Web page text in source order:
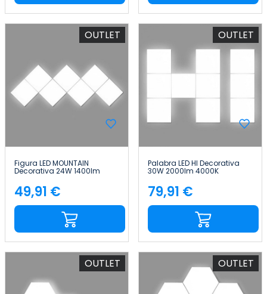
OUTLET
Figura LED MOUNTAIN
Decorativa 24W 1400lm
Deco
Precio
49,91 €
OUTLET
Palabra LED HI Decorativa
30W 2000lm 4000K
Precio
79,91 €
OUTLET OUTLET